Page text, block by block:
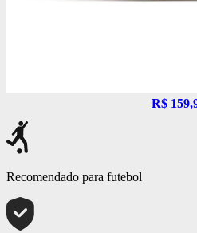
R$
Recomendado para futebol